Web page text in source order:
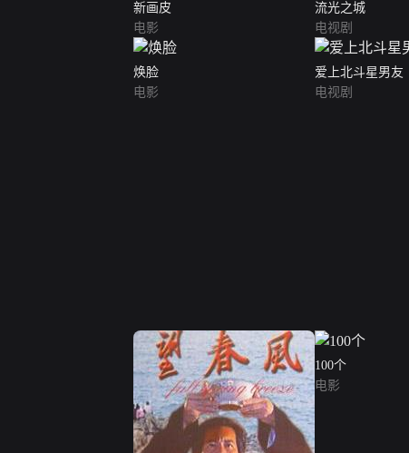
新画皮
电影
流光之城
电视剧
焕脸
电影
爱上北斗星男友
电视剧
100个
电影